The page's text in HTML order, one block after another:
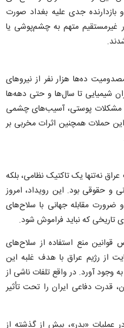
بازدارنده جدی علیه بغداد صورت
غیرمستقیم متهم به چشم‌پوشی یا
ده‌ها هزار نفر از نیرو‌های
شیمیایی تا سال‌ها و حتی دهه‌ها
مشکلات پوستی، آسیب‌های چشمی
حملات همچنین اثرات مخربی بر
نه‌تنها یک تاکتیک نظامی، بلکه
و حقوقی بود. این رویداد، امروز
و ضرورت مقابله جهانی با سلاح‌های
تاریخی که نباید فراموش شود.
منع استفاده از سلاح‌های
از رژیم عراق با هدف غلبه این
وجود آورد. در واقع تلفات ناشی از
قدرت دفاعی ایران را تحت تأثیر
عملیات «بدر»، بیش از گذشته از